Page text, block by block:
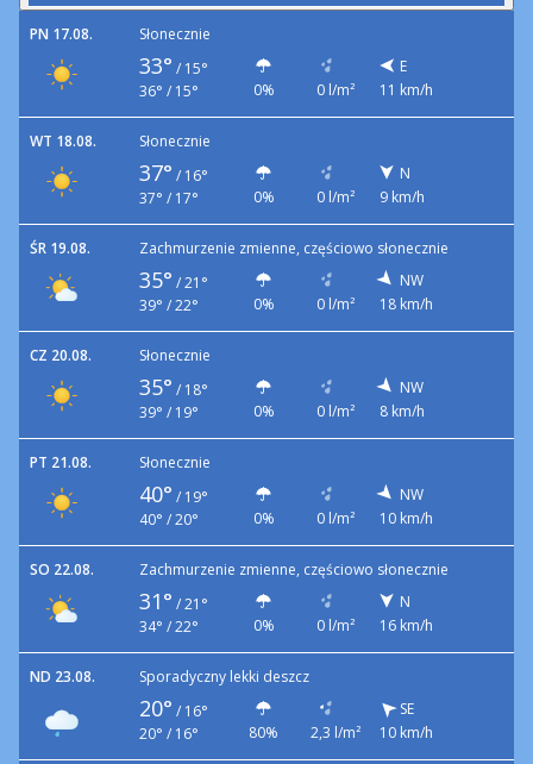
PN 17.08. Słonecznie
33° / 15°
36° / 15°
0% 0 l/m²
E
11 km/h
WT 18.08. Słonecznie
37° / 16°
37° / 17°
0% 0 l/m²
N
9 km/h
ŚR 19.08. Zachmurzenie zmienne, częściowo słonecznie
35° / 21°
39° / 22°
0% 0 l/m²
NW
18 km/h
CZ 20.08. Słonecznie
35° / 18°
39° / 19°
0% 0 l/m²
NW
8 km/h
PT 21.08. Słonecznie
40° / 19°
40° / 20°
0% 0 l/m²
NW
10 km/h
SO 22.08. Zachmurzenie zmienne, częściowo słonecznie
31° / 21°
34° / 22°
0% 0 l/m²
N
16 km/h
ND 23.08. Sporadyczny lekki deszcz
20° / 16°
20° / 16°
80% 2,3 l/m²
SE
10 km/h